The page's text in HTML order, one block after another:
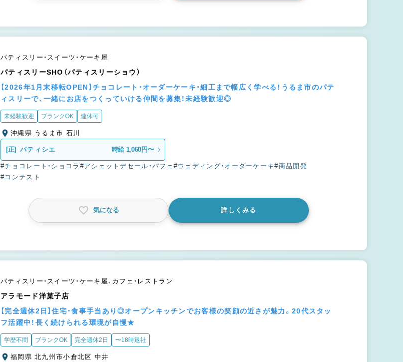
パティスリー・スイーツ・ケーキ屋
パティスリーSHO（パティスリーショウ）
【2026年1月末移転OPEN】チョコレート・オーダーケーキ・細工まで幅広く学べる！うるま市のパテ
ィスリーで、一緒にお店をつくっていける仲間を募集！未経験歓迎◎
未経験歓迎 ブランクOK 連休可
沖縄県 うるま市 石川
[正] パティシエ 時給 1,060円〜
#チョコレート・ショコラ #アシェットデセール・パフェ #ウェディング・オーダーケーキ#商品開発
#コンテスト
気になる 詳しくみる
パティスリー・スイーツ・ケーキ屋、カフェ・レストラン
アラモード洋菓子店
【完全週休2日】住宅・食事手当あり◎オープンキッチンでお客様の笑顔の近さが魅力。20代スタッ
フ活躍中！長く続けられる環境が自慢★
学歴不問 ブランクOK 完全週休2日 〜18時退社
福岡県 北九州市小倉北区 中井